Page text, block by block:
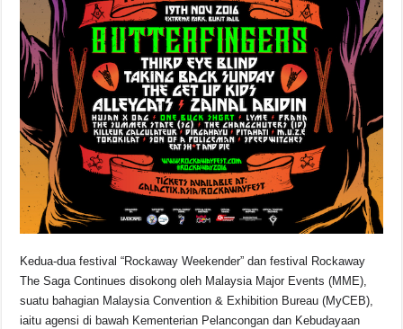
Kedua-dua festival “Rockaway Weekender” dan festival Rockaway
The Saga Continues disokong oleh Malaysia Major Events (MME),
suatu bahagian Malaysia Convention & Exhibition Bureau (MyCEB),
iaitu agensi di bawah Kementerian Pelancongan dan Kebudayaan